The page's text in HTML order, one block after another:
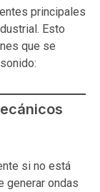
principales
Esto
que se
si no está
generar ondas